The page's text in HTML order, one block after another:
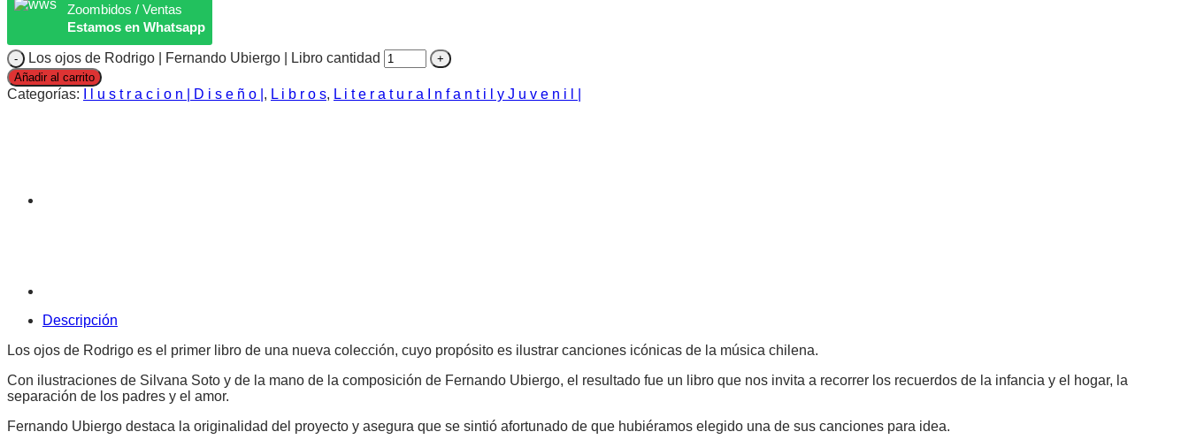
Zoombidos / Ventas
Estamos en Whatsapp
Los ojos de Rodrigo | Fernando Ubiergo | Libro cantidad
Añadir al carrito
Categorías: I l u s t r a c i o n | D i s e ñ o | , L i b r o s, L i t e r a t u r a I n f a n t i l y J u v e n i l |
Descripción
Los ojos de Rodrigo es el primer libro de una nueva colección, cuyo propósito es ilustrar canciones icónicas de la música chilena.
Con ilustraciones de Silvana Soto y de la mano de la composición de Fernando Ubiergo, el resultado fue un libro que nos invita a recorrer los recuerdos de la infancia y el hogar, la
separación de los padres y el amor.
Fernando Ubiergo destaca la originalidad del proyecto y asegura que se sintió afortunado de que hubiéramos elegido una de sus canciones para idea.